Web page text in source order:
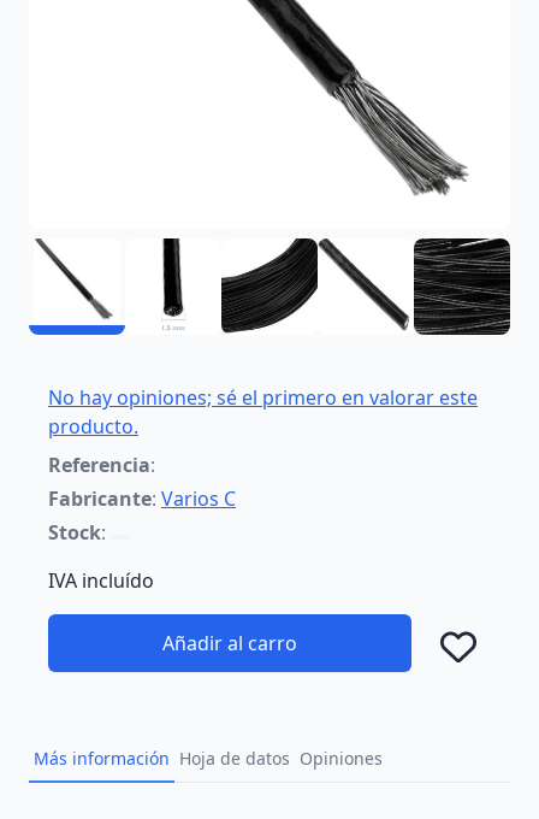
No hay opiniones; sé el primero en valorar este
producto.
Referencia:
Fabricante: Varios C
Stock:
IVA incluído
Añadir al carro
Más información Hoja de datos Opiniones